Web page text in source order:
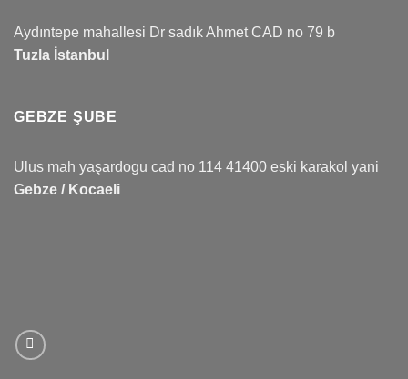
Aydıntepe mahallesi Dr sadık Ahmet CAD no 79 b
Tuzla İstanbul
GEBZE ŞUBE
Ulus mah yaşardogu cad no 114 41400 eski karakol yani
Gebze / Kocaeli